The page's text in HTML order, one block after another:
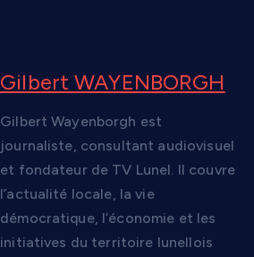
Gilbert WAYENBORGH
Gilbert Wayenborgh est
journaliste, consultant audiovisuel
et fondateur de TV Lunel. Il couvre
l’actualité locale, la vie
démocratique, l’économie et les
initiatives du territoire lunellois